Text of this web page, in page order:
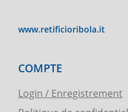
www.retificioribola.it
COMPTE
Login / Enregistrement